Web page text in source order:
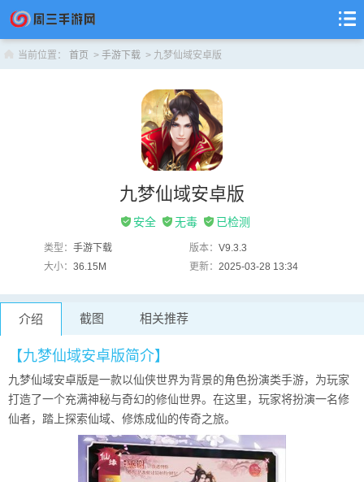
当前位置： 首页 > 手游下载 > 九梦仙域安卓版
九梦仙域安卓版
安全 无毒 已检测
类型： 手游下载 版本： V9.3.3
大小： 36.15M 更新： 2025-03-28 13:34
介绍 截图 相关推荐
【九梦仙域安卓版简介】
九梦仙域安卓版是一款以仙侠世界为背景的角色扮演类手游，为玩家
打造了一个充满神秘与奇幻的修仙世界。在这里，玩家将扮演一名修
仙者，踏上探索仙域、修炼成仙的传奇之旅。